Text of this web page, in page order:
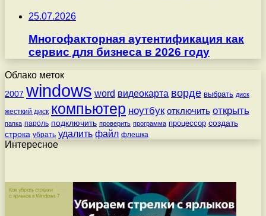
25.07.2026
Многофакторная аутентификация как
сервис для бизнеса в 2026 году
Облако меток
2007 windows word видеокарта ворде выбрать диск
жесткий диск компьютер ноутбук отключить открыть
папка пароль подключить проверить программа процессор создать
строка убрать удалить файл флешка
Интересное